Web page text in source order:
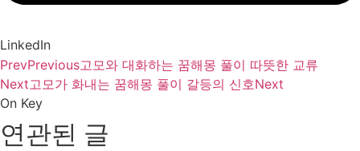
LinkedIn
PrevPrevious고모와 대화하는 꿈해몽 풀이 따뜻한 교류
Next고모가 화내는 꿈해몽 풀이 갈등의 신호Next
On Key
연관된 글